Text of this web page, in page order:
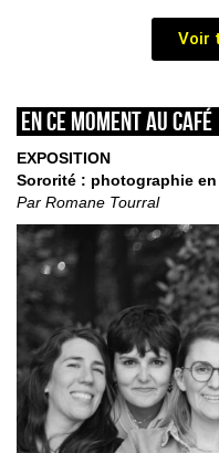
Voir
En ce moment au café
EXPOSITION
Sororité : photographie
Par Romane Tourral